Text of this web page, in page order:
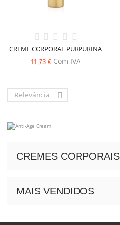
CREMES CORPORAIS
MAIS VENDIDOS
CREME CORPORAL PURPURINA
11,73 €Com IVA
Relevância 